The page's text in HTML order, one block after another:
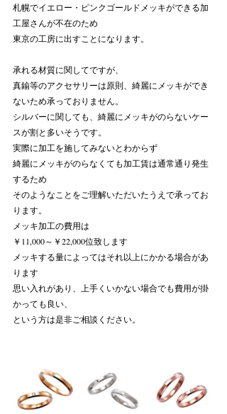
札幌でイエロー・ピンクゴールドメッキができる加
工屋さんが不在のため
東京の工房に出すことになります。
承れる材質に関してですが、
真鍮等のアクセサリーは原則、綺麗にメッキができ
ないため承っておりません。
シルバーに関しても、綺麗にメッキがのらないケー
スが割と多いそうです。
実際に加工を施してみないとわからず
綺麗にメッキがのらなくても加工賃は通常通り発生
するため
そのようなことをご理解いただいたうえで承ってお
ります。
メッキ加工の費用は
￥11,000～￥22,000位致します
メッキする量によってはそれ以上にかかる場合があ
ります
思い入れがあり、上手くいかない場合でも費用が掛
かっても良い、
という方は是非ご相談ください。